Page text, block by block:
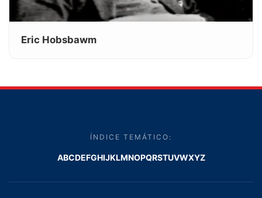
Eric Hobsbawm
ÍNDICE TEMÁTICO:
ABCDEFGHIJKLMNOPQRSTUVWXYZ